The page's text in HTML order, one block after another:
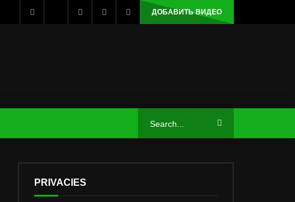
ДОБАВИТЬ ВИДЕО
PRIVACIES